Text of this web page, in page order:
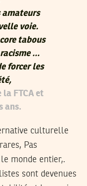
amateurs
voie.
tabous
…
forcer les
la FTCA et
ans.
culturelle
Pas
monde entier,.
sont devenues